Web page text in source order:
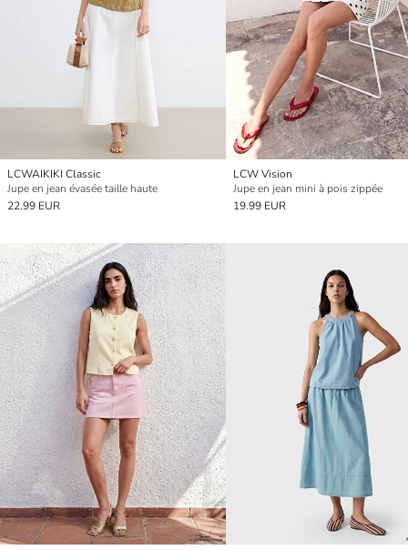
LCWAIKIKI Classic
Jupe en jean évasée taille haute
22.99 EUR
LCW Vision
Jupe en jean mini à pois zippée
19.99 EUR